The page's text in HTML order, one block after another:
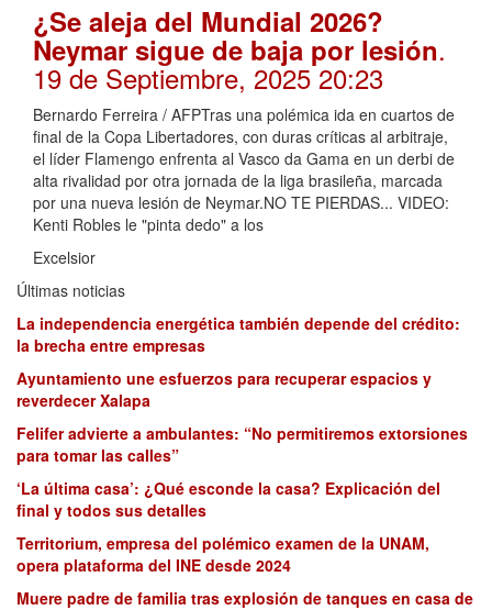
¿Se aleja del Mundial 2026?
Neymar sigue de baja por lesión.
19 de Septiembre, 2025 20:23
Bernardo Ferreira / AFPTras una polémica ida en cuartos de
final de la Copa Libertadores, con duras críticas al arbitraje,
el líder Flamengo enfrenta al Vasco da Gama en un derbi de
alta rivalidad por otra jornada de la liga brasileña, marcada
por una nueva lesión de Neymar.NO TE PIERDAS... VIDEO:
Kenti Robles le "pinta dedo" a los
Excelsior
Últimas noticias
La independencia energética también depende del crédito:
la brecha entre empresas
Ayuntamiento une esfuerzos para recuperar espacios y
reverdecer Xalapa
Felifer advierte a ambulantes: “No permitiremos extorsiones
para tomar las calles”
‘La última casa’: ¿Qué esconde la casa? Explicación del
final y todos sus detalles
Territorium, empresa del polémico examen de la UNAM,
opera plataforma del INE desde 2024
Muere padre de familia tras explosión de tanques en casa de